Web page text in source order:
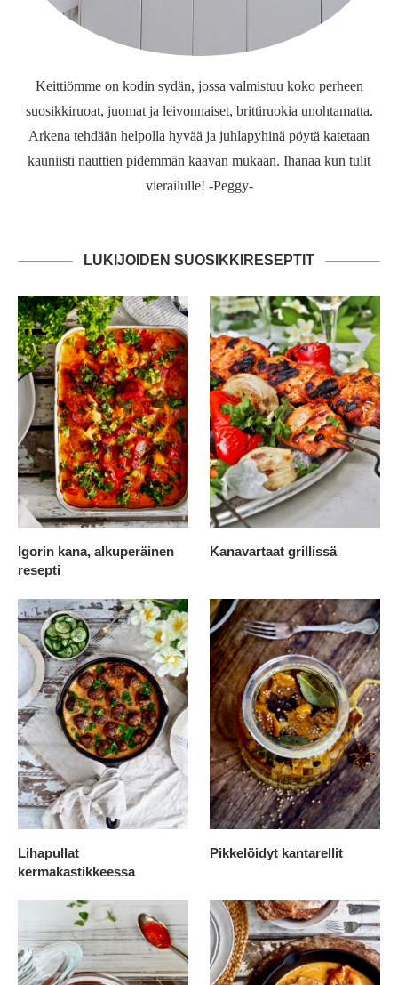
Keittiömme on kodin sydän, jossa valmistuu koko perheen
suosikkiruoat, juomat ja leivonnaiset, brittiruokia unohtamatta.
Arkena tehdään helpolla hyvää ja juhlapyhinä pöytä katetaan
kauniisti nauttien pidemmän kaavan mukaan. Ihanaa kun tulit
vierailulle! -Peggy-
LUKIJOIDEN SUOSIKKIRESEPTIT
Igorin kana, alkuperäinen
resepti
Kanavartaat grillissä
Lihapullat
kermakastikkeessa
Pikkelöidyt kantarellit